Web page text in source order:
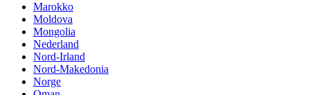
Marokko
Moldova
Mongolia
Nederland
Nord-Irland
Nord-Makedonia
Norge